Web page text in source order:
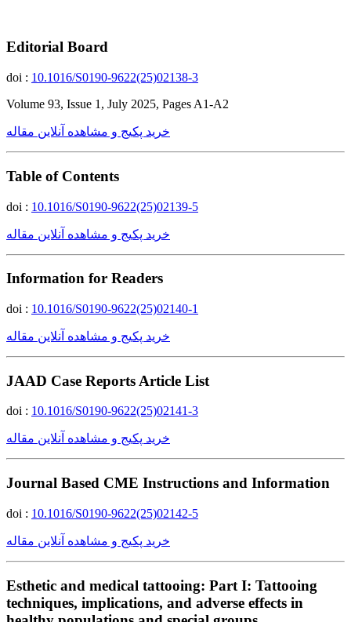
Editorial Board
doi : 10.1016/S0190-9622(25)02138-3
Volume 93, Issue 1, July 2025, Pages A1-A2
خرید پکیج و مشاهده آنلاین مقاله
Table of Contents
doi : 10.1016/S0190-9622(25)02139-5
خرید پکیج و مشاهده آنلاین مقاله
Information for Readers
doi : 10.1016/S0190-9622(25)02140-1
خرید پکیج و مشاهده آنلاین مقاله
JAAD Case Reports Article List
doi : 10.1016/S0190-9622(25)02141-3
خرید پکیج و مشاهده آنلاین مقاله
Journal Based CME Instructions and Information
doi : 10.1016/S0190-9622(25)02142-5
خرید پکیج و مشاهده آنلاین مقاله
Esthetic and medical tattooing: Part I: Tattooing
techniques, implications, and adverse effects in